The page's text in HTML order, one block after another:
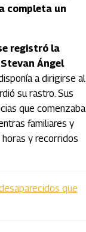
completa un
registró la
Ángel
a dirigirse al
su rastro. Sus
que comenzaba
familiares y
y recorridos
que